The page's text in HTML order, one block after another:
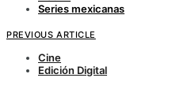
Series mexicanas
PREVIOUS ARTICLE
Cine
Edición Digital